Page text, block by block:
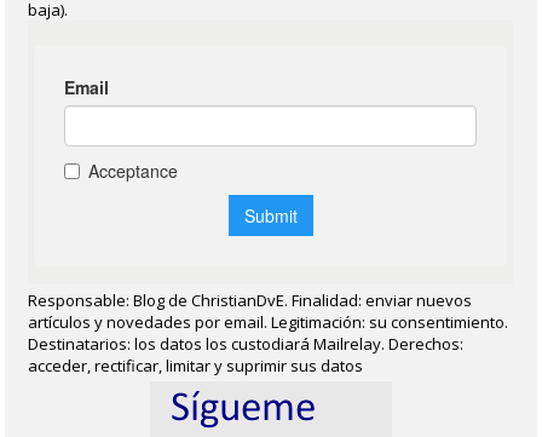
baja).
Responsable: Blog de ChristianDvE. Finalidad: enviar nuevos
artículos y novedades por email. Legitimación: su consentimiento.
Destinatarios: los datos los custodiará Mailrelay. Derechos:
acceder, rectificar, limitar y suprimir sus datos